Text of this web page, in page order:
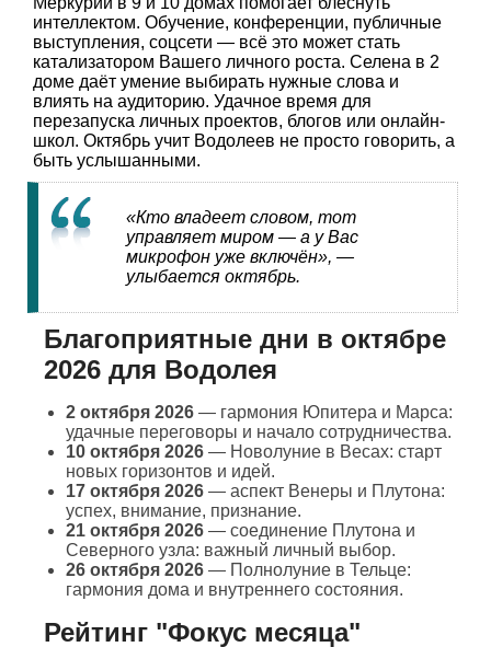
интеллектом. Обучение, конференции, публичные
выступления, соцсети — всё это может стать
катализатором Вашего личного роста. Селена в 2
доме даёт умение выбирать нужные слова и
влиять на аудиторию. Удачное время для
перезапуска личных проектов, блогов или онлайн-
школ. Октябрь учит Водолеев не просто говорить, а
быть услышанными.
«Кто владеет словом, тот
управляет миром — а у Вас
микрофон уже включён», —
улыбается октябрь.
Благоприятные дни в октябре
2026 для Водолея
2 октября 2026 — гармония Юпитера и Марса:
удачные переговоры и начало сотрудничества.
10 октября 2026 — Новолуние в Весах: старт
новых горизонтов и идей.
17 октября 2026 — аспект Венеры и Плутона:
успех, внимание, признание.
21 октября 2026 — соединение Плутона и
Северного узла: важный личный выбор.
26 октября 2026 — Полнолуние в Тельце:
гармония дома и внутреннего состояния.
Рейтинг "Фокус месяца"